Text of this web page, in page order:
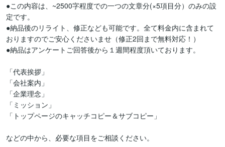
●この内容は、~2500字程度での一つの文章分(×5項目分）のみの設
定です。
●納品後のリライト、修正なども可能です。全て料金内に含まれて
おりますのでご安心くださいませ（修正2回まで無料対応！）
●納品はアンケートご回答後から１週間程度頂いております。
「代表挨拶」
「会社案内」
「企業理念」
「ミッション」
「トップページのキャッチコピー＆サブコピー」
などの中から、必要な項目をご相談ください。